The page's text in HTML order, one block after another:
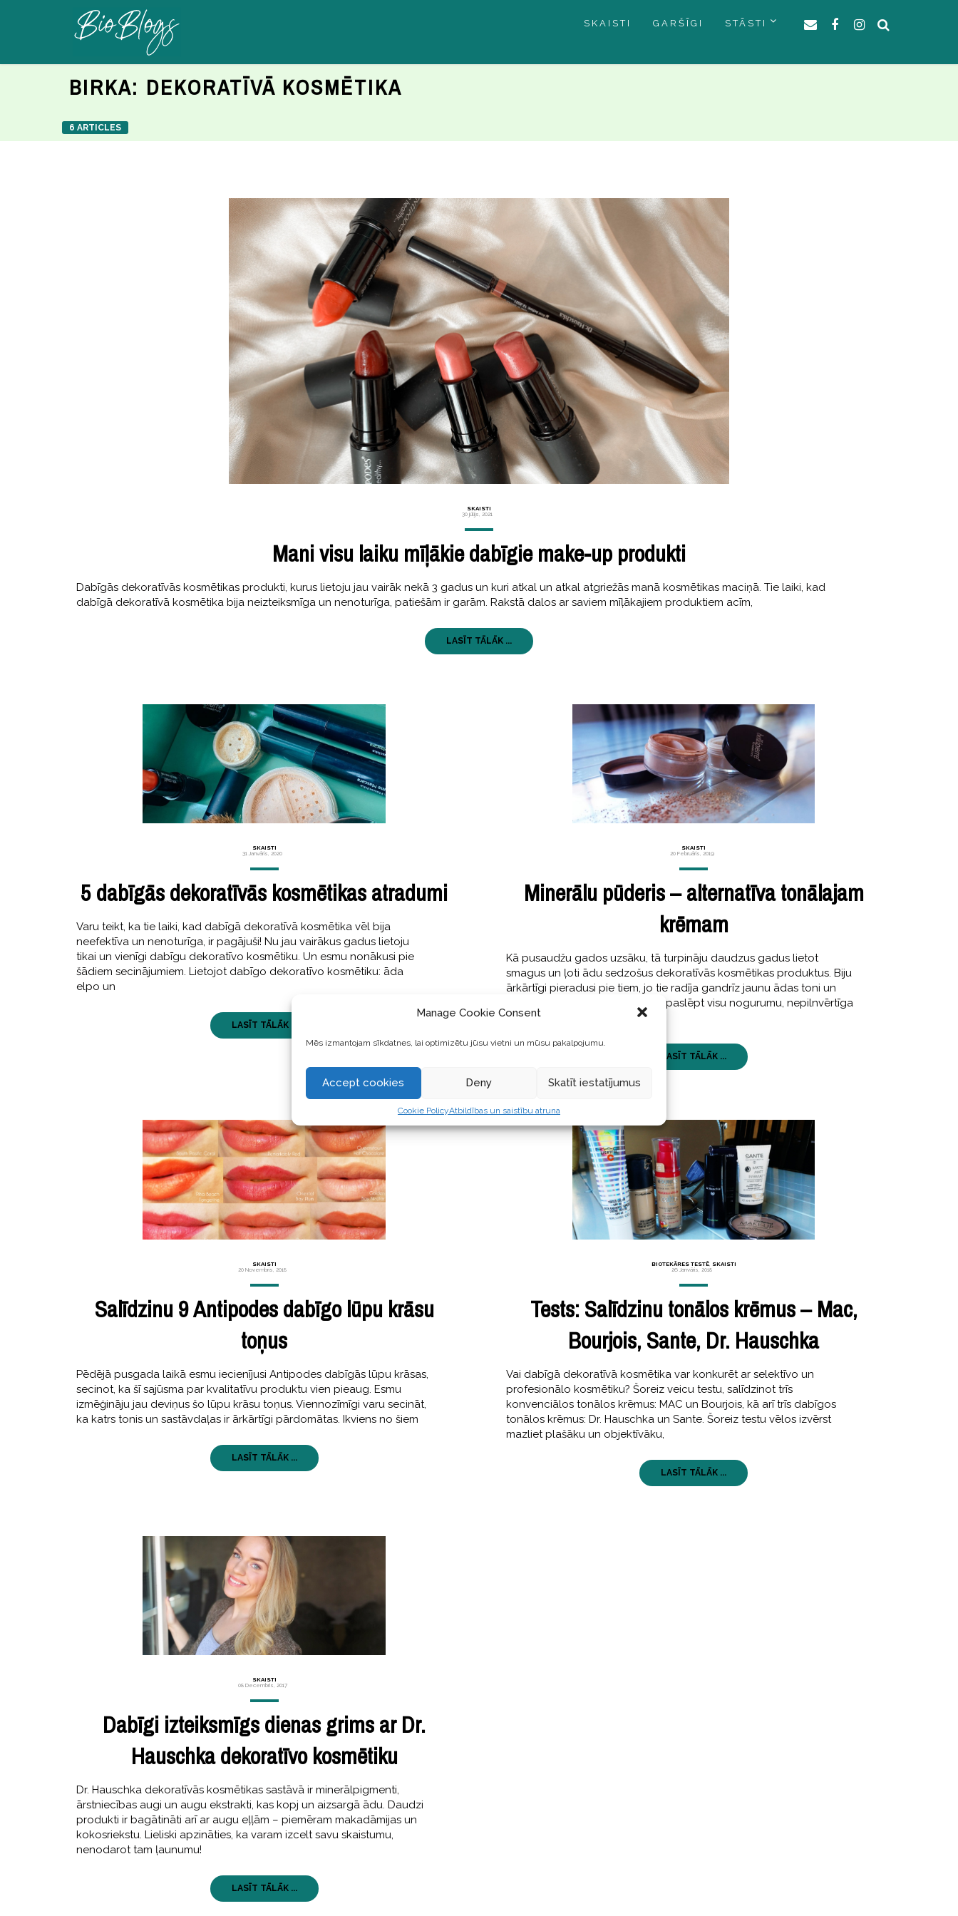
Manage Cookie Consent
Mēs izmantojam sīkdatnes, lai optimizētu jūsu vietni un mūsu pakalpojumu.
Accept cookies Deny Skatīt iestatījumus
Cookie PolicyAtbildības un saistību atruna
SKAISTI GARŠĪGI STĀSTI
BIRKA: DEKORATĪVĀ KOSMĒTIKA
6 ARTICLES
SKAISTI
30 jūlijs, 2021
Mani visu laiku mīļākie dabīgie make-up produkti
Dabīgās dekoratīvās kosmētikas produkti, kurus lietoju jau vairāk nekā 3 gadus un kuri atkal un atkal atgriežās manā kosmētikas maciņā. Tie laiki, kad
dabīgā dekoratīvā kosmētika bija neizteiksmīga un nenoturīga, patiešām ir garām. Rakstā dalos ar saviem mīļākajiem produktiem acīm,
LASĪT TĀLĀK ...
SKAISTI
31 Janvāris, 2020
5 dabīgās dekoratīvās kosmētikas atradumi
Varu teikt, ka tie laiki, kad dabīgā dekoratīvā kosmētika vēl bija
neefektīva un nenoturīga, ir pagājuši! Nu jau vairākus gadus lietoju
tikai un vienīgi dabīgu dekoratīvo kosmētiku. Un esmu nonākusi pie
šādiem secinājumiem. Lietojot dabīgo dekoratīvo kosmētiku: āda
elpo un
LASĪT TĀLĀK ...
SKAISTI
20 Februāris, 2019
Minerālu pūderis – alternatīva tonālajam
krēmam
Kā pusaudžu gados uzsāku, tā turpināju daudzus gadus lietot
smagus un ļoti ādu sedzošus dekoratīvās kosmētikas produktus. Biju
ārkārtīgi pieradusi pie tiem, jo tie radīja gandrīz jaunu ādas toni un
”sejas masku”, zem kuras varēju paslēpt visu nogurumu, nepilnvērtīga
uztura
LASĪT TĀLĀK ...
SKAISTI
20 Novembris, 2018
Salīdzinu 9 Antipodes dabīgo lūpu krāsu
toņus
Pēdējā pusgada laikā esmu iecienījusi Antipodes dabīgās lūpu krāsas,
secinot, ka šī sajūsma par kvalitatīvu produktu vien pieaug. Esmu
izmēģināju jau deviņus šo lūpu krāsu toņus. Viennozīmīgi varu secināt,
ka katrs tonis un sastāvdaļas ir ārkārtīgi pārdomātas. Ikviens no šiem
LASĪT TĀLĀK ...
BIOTEKĀRES TESTĒ, SKAISTI
26 Janvāris, 2018
Tests: Salīdzinu tonālos krēmus – Mac,
Bourjois, Sante, Dr. Hauschka
Vai dabīgā dekoratīvā kosmētika var konkurēt ar selektīvo un
profesionālo kosmētiku? Šoreiz veicu testu, salīdzinot trīs
konvenciālos tonālos krēmus: MAC un Bourjois, kā arī trīs dabīgos
tonālos krēmus: Dr. Hauschka un Sante. Šoreiz testu vēlos izvērst
mazliet plašāku un objektīvāku,
LASĪT TĀLĀK ...
SKAISTI
08 Decembris, 2017
Dabīgi izteiksmīgs dienas grims ar Dr.
Hauschka dekoratīvo kosmētiku
Dr. Hauschka dekoratīvās kosmētikas sastāvā ir minerālpigmenti,
ārstniecības augi un augu ekstrakti, kas kopj un aizsargā ādu. Daudzi
produkti ir bagātināti arī ar augu eļļām – piemēram makadāmijas un
kokosriekstu. Lieliski apzināties, ka varam izcelt savu skaistumu,
nenodarot tam ļaunumu!
LASĪT TĀLĀK ...